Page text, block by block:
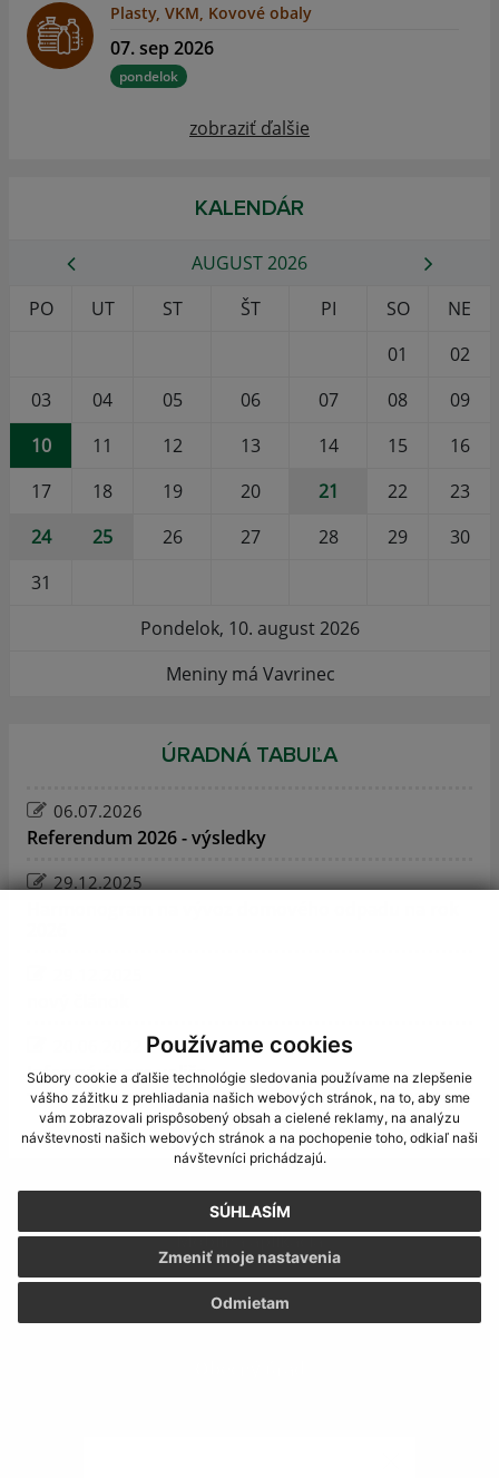
Používame cookies
Súbory cookie a ďalšie technológie sledovania používame na zlepšenie
vášho zážitku z prehliadania našich webových stránok, na to, aby sme
vám zobrazovali prispôsobený obsah a cielené reklamy, na analýzu
návštevnosti našich webových stránok a na pochopenie toho, odkiaľ naši
návštevníci prichádzajú.
SÚHLASÍM
Odmietam
Zmeniť moje nastavenia
Plasty, VKM, Kovové obaly
07. sep 2026
pondelok
zobraziť ďalšie
KALENDÁR
AUGUST 2026
PO
UT ST ŠT PI SO
NE
01
02
03
04 05 06 07 08
09
10
11 12 13 14 15
16
17
18 19 20 21 22
23
24
25 26 27 28 29
30
31
Pondelok, 10. august 2026
Meniny má Vavrinec
ÚRADNÁ TABUĽA
06.07.2026
Referendum 2026 - výsledky
29.12.2025
Informácia pre voliča
zobraziť ďalšie
Mobilná aplikácia